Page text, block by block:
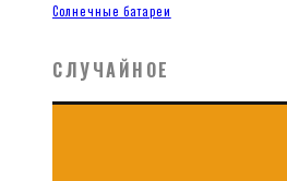
Солнечные батареи
СЛУЧАЙНОЕ